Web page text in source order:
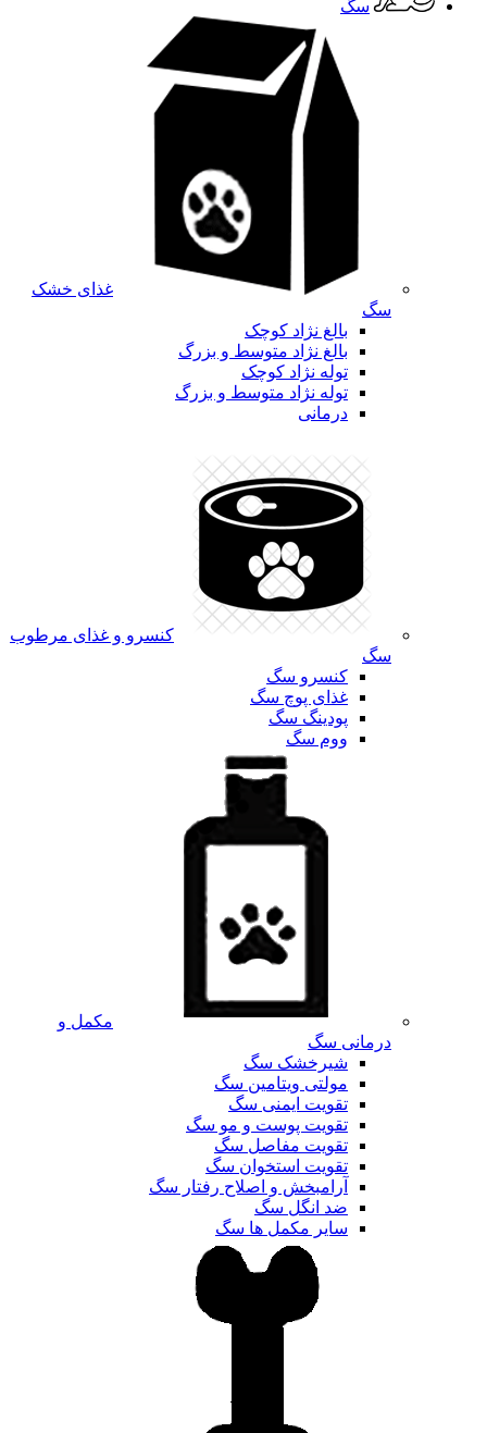
سگ
غذای خشک
سگ
بالغ نژاد کوچک
بالغ نژاد متوسط و بزرگ
توله نژاد کوچک
توله نژاد متوسط و بزرگ
درمانی
کنسرو و غذای مرطوب
سگ
کنسرو سگ
غذای پوچ سگ
پودینگ سگ
ووم سگ
مکمل و
درمانی سگ
شیرخشک سگ
مولتی ویتامین سگ
تقویت ایمنی سگ
تقویت پوست و مو سگ
تقویت مفاصل سگ
تقویت استخوان سگ
آرامبخش و اصلاح رفتار سگ
ضد انگل سگ
سایر مکمل ها سگ